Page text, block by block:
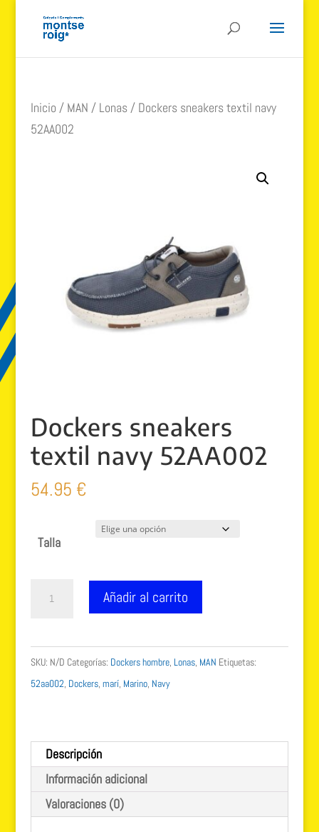
Inicio / MAN / Lonas/ Dockers sneakers textil navy
52AA002
Dockers sneakers
textil navy 52AA002
54.95 €
Talla
Añadir al carrito
SKU: N/D Categorías: Dockers hombre, Lonas, MAN Etiquetas:
52aa002, Dockers, marí, Marino, Navy
Descripción
Información adicional
Valoraciones (0)